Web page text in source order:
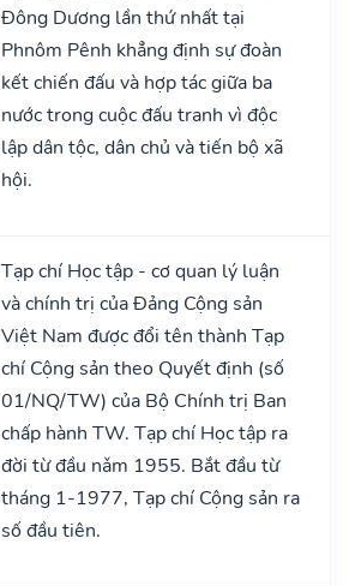
Đông Dương lần thứ nhất tại
Phnôm Pênh khẳng định sự đoàn
kết chiến đấu và hợp tác giữa ba
nước trong cuộc đấu tranh vì độc
lập dân tộc, dân chủ và tiến bộ xã
hội.
Tạp chí Học tập - cơ quan lý luận
và chính trị của Đảng Cộng sản
Việt Nam được đổi tên thành Tạp
chí Cộng sản theo Quyết định (số
01/NQ/TW) của Bộ Chính trị Ban
chấp hành TW. Tạp chí Học tập ra
đời từ đầu nǎm 1955. Bắt đầu từ
tháng 1-1977, Tạp chí Cộng sản ra
số đầu tiên.